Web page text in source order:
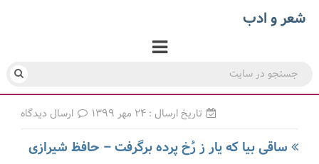
شعر و ادب
تاریخ ارسال : ۲۴ مهر ۱۳۹۹ ارسال دیدگاه
ساقی بیا که یار ز رُخ پرده برگرفت – حافظ شیرازی